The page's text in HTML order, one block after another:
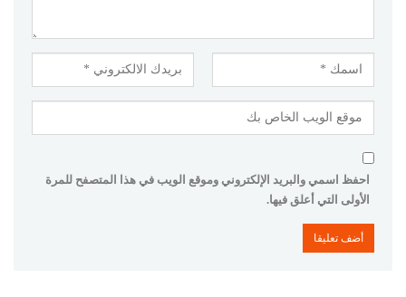
احفظ اسمي والبريد الإلكتروني وموقع الويب في هذا المتصفح للمرة
الأولى التي أعلق فيها.